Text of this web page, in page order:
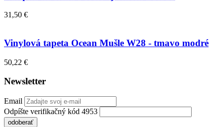
31,50 €
Vinylová tapeta Ocean Mušle W28 - tmavo modré
50,22 €
Newsletter
Email
Odpíšte verifikačný kód 4953
odoberať